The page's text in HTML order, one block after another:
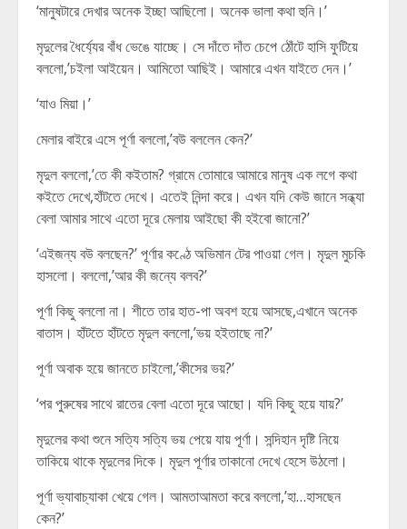
‘মানুষটারে দেখার অনেক ইচ্ছা আছিলো। অনেক ভালা কথা হুনি।’
মৃদুলের ধৈর্য্যের বাঁধ ভেঙে যাচ্ছে। সে দাঁতে দাঁত চেপে ঠোঁটে হাসি ফুটিয়ে
বললো,’চইলা আইয়েন। আমিতো আছিই। আমারে এখন যাইতে দেন।’
‘যাও মিয়া।’
মেলার বাইরে এসে পূর্ণা বললো,’বউ বললেন কেন?’
মৃদুল বললো,’তে কী কইতাম? গ্রামে তোমারে আমারে মানুষ এক লগে কথা
কইতে দেখে,হাঁটতে দেখে। এতেই নিন্দা করে। এখন যদি কেউ জানে সন্ধ্যা
বেলা আমার সাথে এতো দূরে মেলায় আইছো কী হইবো জানো?’
‘এইজন্য বউ বলছেন?’ পূর্ণার কণ্ঠে অভিমান টের পাওয়া গেল। মৃদুল মুচকি
হাসলো। বললো,’আর কী জন্যে বলব?’
পূর্ণা কিছু বললো না। শীতে তার হাত-পা অবশ হয়ে আসছে,এখানে অনেক
বাতাস। হাঁটতে হাঁটতে মৃদুল বললো,’ভয় হইতাছে না?’
পূর্ণা অবাক হয়ে জানতে চাইলো,’কীসের ভয়?’
‘পর পুরুষের সাথে রাতের বেলা এতো দূরে আছো। যদি কিছু হয়ে যায়?’
মৃদুলের কথা শুনে সত্যি সত্যি ভয় পেয়ে যায় পূর্ণা। সন্দিহান দৃষ্টি নিয়ে
তাকিয়ে থাকে মৃদুলের দিকে। মৃদুল পূর্ণার তাকানো দেখে হেসে উঠলো।
পূর্ণা ভ্যাবাচ্যাকা খেয়ে গেল। আমতাআমতা করে বললো,’হা…হাসছেন
কেন?’